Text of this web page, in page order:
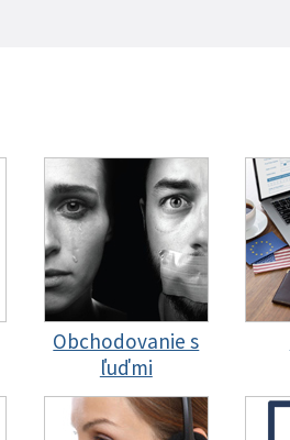
Obchodovanie s
ľuďmi